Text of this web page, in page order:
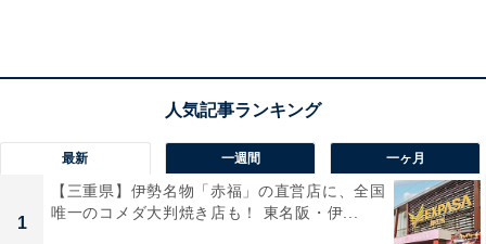
最新 一週間 一ヶ月
1
【三重県】伊勢名物「赤福」の直営店に、全国
唯一のコメダ大判焼き店も！ 東名阪・伊...